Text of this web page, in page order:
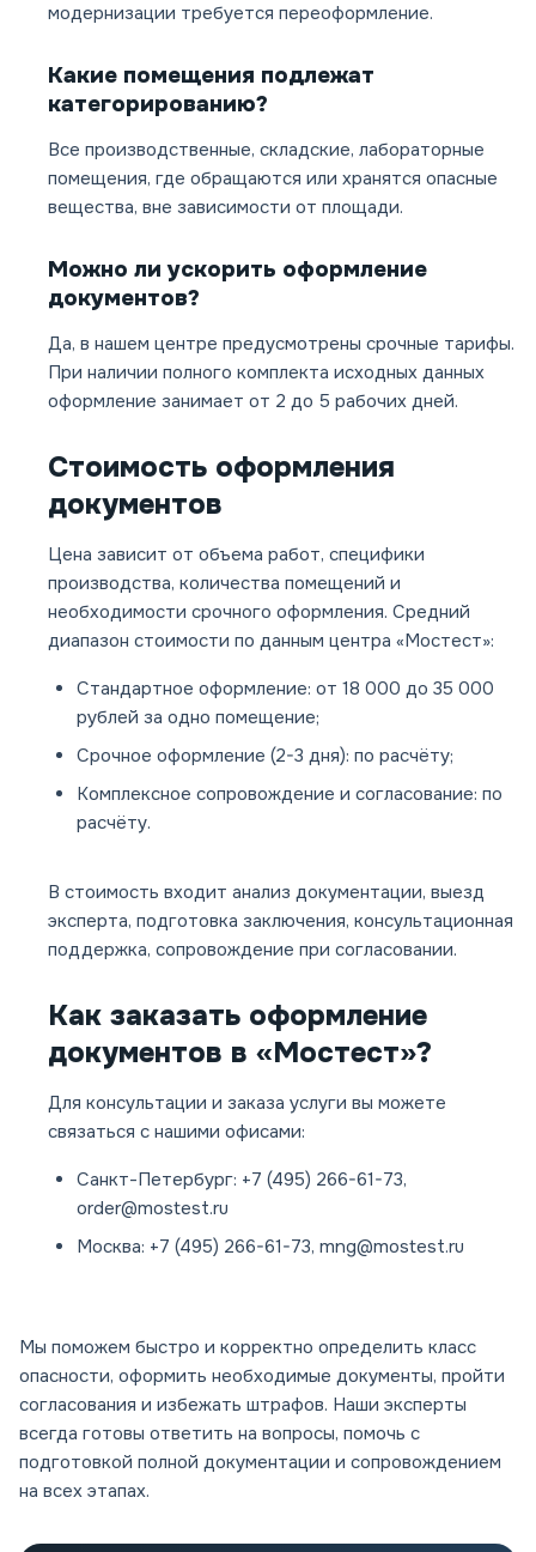
модернизации требуется переоформление.
Какие помещения подлежат
категорированию?
Все производственные, складские, лабораторные
помещения, где обращаются или хранятся опасные
вещества, вне зависимости от площади.
Можно ли ускорить оформление
документов?
Да, в нашем центре предусмотрены срочные тарифы.
При наличии полного комплекта исходных данных
оформление занимает от 2 до 5 рабочих дней.
Стоимость оформления
документов
Цена зависит от объема работ, специфики
производства, количества помещений и
необходимости срочного оформления. Средний
диапазон стоимости по данным центра «Мостест»:
Стандартное оформление: от 18 000 до 35 000
рублей за одно помещение;
Срочное оформление (2-3 дня): по расчёту;
Комплексное сопровождение и согласование: по
расчёту.
В стоимость входит анализ документации, выезд
эксперта, подготовка заключения, консультационная
поддержка, сопровождение при согласовании.
Как заказать оформление
документов в «Мостест»?
Для консультации и заказа услуги вы можете
связаться с нашими офисами:
Санкт-Петербург: +7 (495) 266-61-73,
order@mostest.ru
Москва: +7 (495) 266-61-73, mng@mostest.ru
Мы поможем быстро и корректно определить класс
опасности, оформить необходимые документы, пройти
согласования и избежать штрафов. Наши эксперты
всегда готовы ответить на вопросы, помочь с
подготовкой полной документации и сопровождением
на всех этапах.